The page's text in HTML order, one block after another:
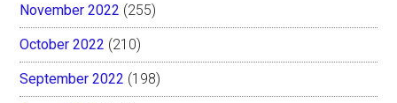
November 2022 (255)
October 2022 (210)
September 2022 (198)